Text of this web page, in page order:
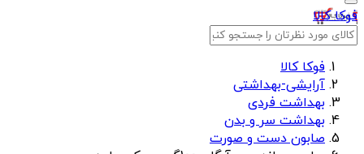
فوکا کالا
فوکا کالا
آرایشی-بهداشتی
بهداشت فردی
بهداشت سر و بدن
صابون دست و صورت